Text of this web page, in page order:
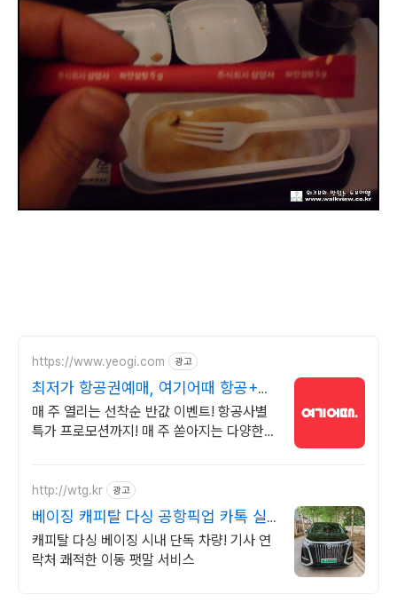
https://www.yeogi.com 광고
최저가 항공권예매, 여기어때 항공+숙
소 묶음 할인 혜택
매 주 열리는 선착순 반값 이벤트! 항공사별
특가 프로모션까지! 매 주 쏟아지는 다양한
http://wtg.kr 광고
베이징 캐피탈 다싱 공항픽업 카톡 실
시간 한국어 지원!
캐피탈 다싱 베이징 시내 단독 차량! 기사 연
락처 쾌적한 이동 팻말 서비스